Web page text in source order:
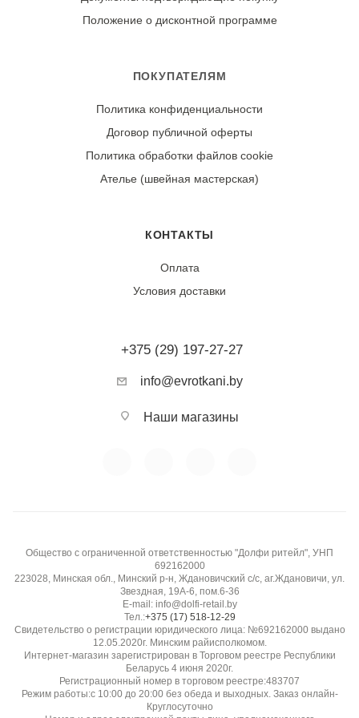
утюгом, установив температуру для шелка.
5% после первой стирки. При соблюдении
Положение о дисконтной программе
ПОКУПАТЕЛЯМ
Политика конфиденциальности
Договор публичной оферты
Политика обработки файлов cookie
Ателье (швейная мастерская)
КОНТАКТЫ
Оплата
Условия доставки
+375 (29) 197-27-27
info@evrotkani.by
Наши магазины
Общество с ограниченной ответственностью "Долфи ритейл", УНП
692162000
223028, Минская обл., Минский р-н, Ждановичский с/с, аг.Ждановичи, ул.
Звездная, 19А-6, пом.6-36
E-mail: info@dolfi-retail.by
Тел.:+375 (17) 518-12-29
Свидетельство о регистрации юридического лица: №692162000 выдано
12.05.2020г. Минским райисполкомом.
Интернет-магазин зарегистрирован в Торговом реестре Республики
Беларусь 4 июня 2020г.
Регистрационный номер в торговом реестре:483707
Режим работы:с 10:00 до 20:00 без обеда и выходных. Заказ онлайн-
Круглосуточно